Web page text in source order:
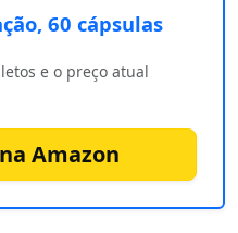
60 cápsulas
e o preço atual
Amazon